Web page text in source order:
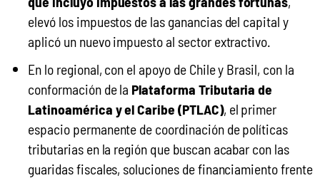
elevó los impuestos de las ganancias del capital y
aplicó un nuevo impuesto al sector extractivo.
En lo regional, con el apoyo de Chile y Brasil, con la
conformación de la Plataforma Tributaria de
Latinoamérica y el Caribe (PTLAC), el primer
espacio permanente de coordinación de políticas
tributarias en la región que buscan acabar con las
guaridas fiscales, soluciones de financiamiento frente